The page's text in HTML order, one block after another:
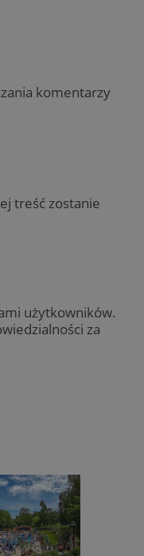
komentarzy
treść zostanie
użytkowników.
za